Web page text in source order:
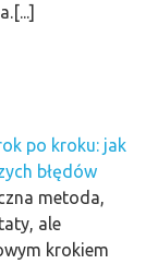
po kroku: jak
błędów
metoda,
ale
krokiem